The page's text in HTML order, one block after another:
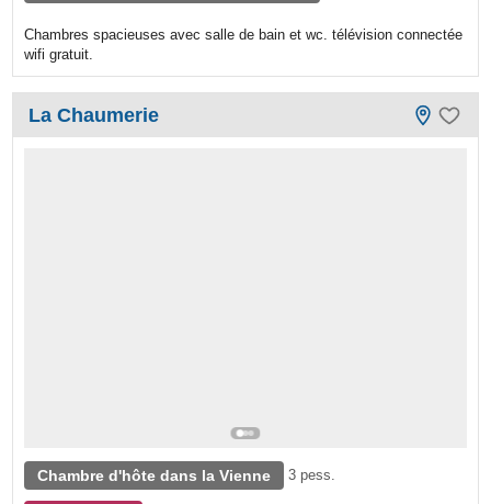
Chambres spacieuses avec salle de bain et wc. télévision connectée
wifi gratuit.
La Chaumerie
Chambre d'hôte dans la Vienne 3 pess.